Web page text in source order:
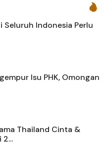
Seluruh Indonesia Perlu
Isu PHK, Omongan
Thailand Cinta &
2...